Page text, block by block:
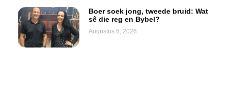
Boer soek jong, tweede bruid: Wat
sê die reg en Bybel?
Augustus 6, 2026